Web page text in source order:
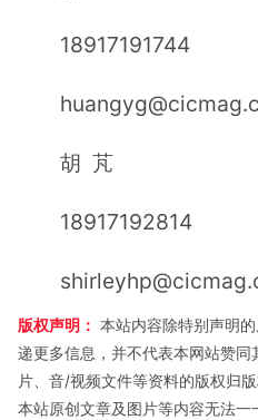
18917191744
胡 芃
18917192814
版权声明： 本站内容除特别声明
递更多信息，并不代表本网站赞
片、音/视频文件等资料的版权归
本站原创文章及图片等内容无法